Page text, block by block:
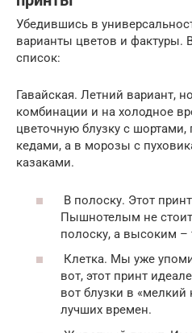
Убедившись в
варианты цветов и фактуры.
список:
Гавайская. Летний вариант,
комбинации и на холодное
цветочную блузку с
кедами, а в морозы с
казаками.
В полоску. Этот
Пышнотелым не
полоску, а высоким –
Клетка. Мы уже
вот, этот принт
вот блузки в «мелкий
лучших времен.